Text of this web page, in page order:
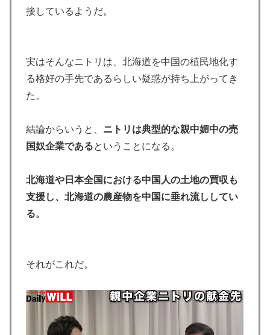
接しているようだ。
実はそんなニトリは、北海道を中国の植民地化す
る格好の手先であるらしい疑惑が持ち上がってき
た。
結論からいうと、 ニトリは典型的な親中媚中の売
国奴企業であるということになる。
北海道や日本全国における中国人の土地の買収も
支援し、北海道の農産物を中国に垂れ流ししてい
る。
それがこれだ。